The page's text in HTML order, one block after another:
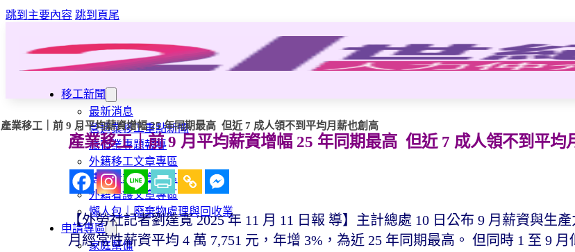
跳到主要內容 跳到頁尾
移工新聞
最新消息
營造業移工重點新聞
旅宿業專題報導
外籍移工文章專區
傳統產業文章專區
外籍看護文章專區
懶人包｜廢棄物處理與回收業
申請專區
家庭幫傭
產業移工｜前 9 月平均薪資增幅 25 年同期最高 但近 7 成人領不到平均月薪也創高
產業移工｜前 9 月平均薪資增幅 25 年同期最高 但近 7 成人領不到平均
【外勞社記者劉達寬 2025 年 11 月 11 日報 導】主計總處 10 日公布 9 月薪資與生
月經常性薪資平均 4 萬 7,751 元，年增 3%，為近 25 年同期最高。 但同時 1 至 9